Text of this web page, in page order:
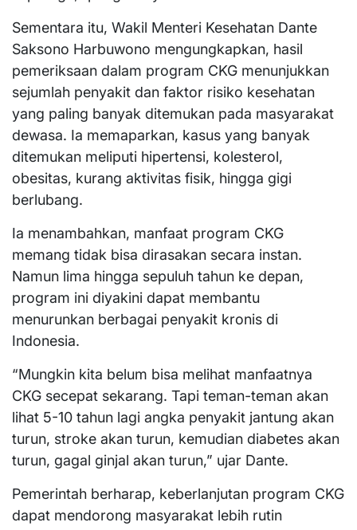
Sementara itu, Wakil Menteri Kesehatan Dante
Saksono Harbuwono mengungkapkan, hasil
pemeriksaan dalam program CKG menunjukkan
sejumlah penyakit dan faktor risiko kesehatan
yang paling banyak ditemukan pada masyarakat
dewasa. Ia memaparkan, kasus yang banyak
ditemukan meliputi hipertensi, kolesterol,
obesitas, kurang aktivitas fisik, hingga gigi
berlubang.
Ia menambahkan, manfaat program CKG
memang tidak bisa dirasakan secara instan.
Namun lima hingga sepuluh tahun ke depan,
program ini diyakini dapat membantu
menurunkan berbagai penyakit kronis di
Indonesia.
“Mungkin kita belum bisa melihat manfaatnya
CKG secepat sekarang. Tapi teman-teman akan
lihat 5-10 tahun lagi angka penyakit jantung akan
turun, stroke akan turun, kemudian diabetes akan
turun, gagal ginjal akan turun,” ujar Dante.
Pemerintah berharap, keberlanjutan program CKG
dapat mendorong masyarakat lebih rutin